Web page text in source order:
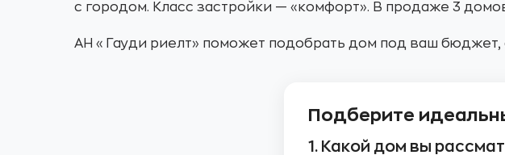
с городом. Класс застройки — «комфорт». В продаже 3
АН «Гауди риелт» поможет подобрать дом под ваш
Подберите
1. Какой дом вы